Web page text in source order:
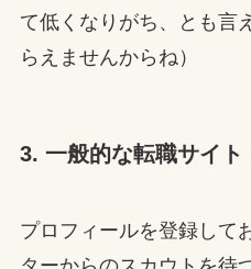
て低くなりがち、とも言
らえませんからね）
3. 一般的な転職サイト
プロフィールを登録して